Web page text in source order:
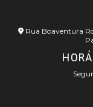
Rua Boaventura